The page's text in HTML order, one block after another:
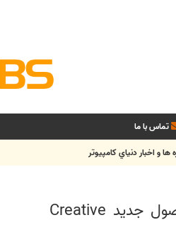
تماس با ما
ها و اخبار دنياي کامپيوتر